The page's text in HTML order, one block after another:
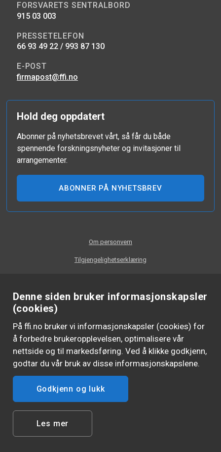
Denne siden bruker informasjonskapsler
(cookies)
På ffi.no bruker vi informasjonskapsler (cookies) for
å forbedre brukeropplevelsen, optimalisere vår
nettside og til markedsføring. Ved å klikke godkjenn,
godtar du vår bruk av disse informasjonskapslene.
Godkjenn og lukk
Les mer
FORSVARETS SENTRALBORD
915 03 003
PRESSETELEFON
66 93 49 22 / 993 87 130
E-POST
firmapost@ffi.no
Hold deg oppdatert
Abonner på nyhetsbrevet vårt, så får du både
spennende forskningsnyheter og invitasjoner til
arrangementer.
ABONNER PÅ NYHETSBREV
Om personvern
Tilgjengelighetserklæring
FØLG OSS